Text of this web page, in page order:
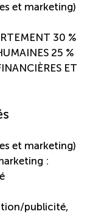
et marketing)
30 %
25 %
ET
et marketing)
:
publicité,